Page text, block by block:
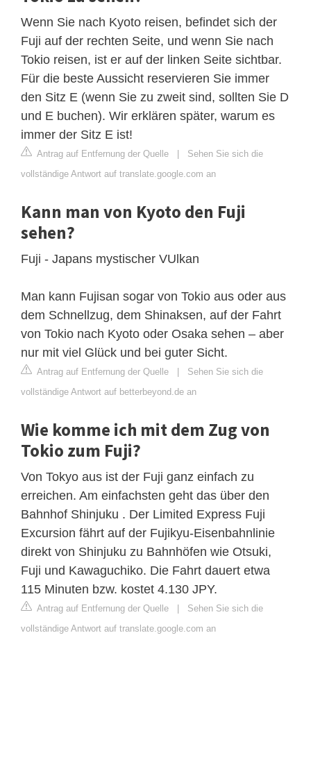
Wenn Sie nach Kyoto reisen, befindet sich der
Fuji auf der rechten Seite, und wenn Sie nach
Tokio reisen, ist er auf der linken Seite sichtbar.
Für die beste Aussicht reservieren Sie immer
den Sitz E (wenn Sie zu zweit sind, sollten Sie D
und E buchen). Wir erklären später, warum es
immer der Sitz E ist!
Antrag auf Entfernung der Quelle | Sehen Sie sich die
vollständige Antwort auf translate.google.com an
Kann man von Kyoto den Fuji
sehen?
Fuji - Japans mystischer VUlkan
Man kann Fujisan sogar von Tokio aus oder aus
dem Schnellzug, dem Shinaksen, auf der Fahrt
von Tokio nach Kyoto oder Osaka sehen – aber
nur mit viel Glück und bei guter Sicht.
Antrag auf Entfernung der Quelle | Sehen Sie sich die
vollständige Antwort auf betterbeyond.de an
Wie komme ich mit dem Zug von
Tokio zum Fuji?
Von Tokyo aus ist der Fuji ganz einfach zu
erreichen. Am einfachsten geht das über den
Bahnhof Shinjuku . Der Limited Express Fuji
Excursion fährt auf der Fujikyu-Eisenbahnlinie
direkt von Shinjuku zu Bahnhöfen wie Otsuki,
Fuji und Kawaguchiko. Die Fahrt dauert etwa
115 Minuten bzw. kostet 4.130 JPY.
Antrag auf Entfernung der Quelle | Sehen Sie sich die
vollständige Antwort auf translate.google.com an